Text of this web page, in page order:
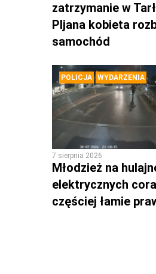
zatrzymanie w
PIjana kobieta
samochód
POLICJA WYDARZENIA
7 sierpnia 2026
Młodzież na
elektrycznych
częściej łamie